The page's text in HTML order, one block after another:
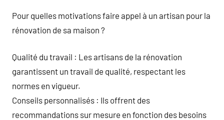
Pour quelles motivations faire appel à un artisan pour la
rénovation de sa maison ?
Qualité du travail : Les artisans de la rénovation
garantissent un travail de qualité, respectant les
normes en vigueur.
Conseils personnalisés : Ils offrent des
recommandations sur mesure en fonction des besoins